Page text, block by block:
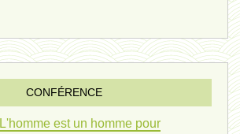
2024 *
janvier 2024 *
CONFÉRENCE
est un homme pour